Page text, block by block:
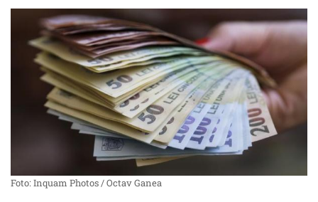
Foto: Inquam Photos / Octav Ganea